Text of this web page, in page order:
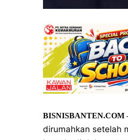
BISNISBANTEN.COM
dirumahkan setelah